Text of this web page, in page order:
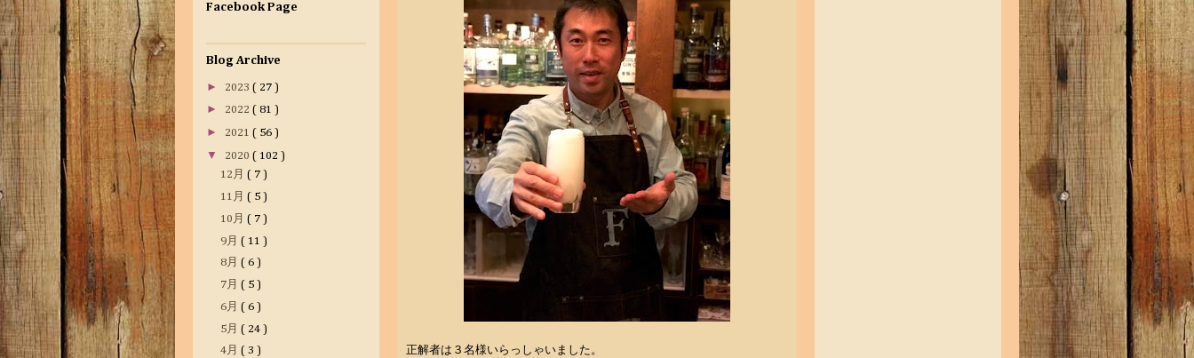
正解者は３名様いらっしゃいました。
Facebook Page
Blog Archive
► 2023 ( 27 )
► 2022 ( 81 )
► 2021 ( 56 )
▼ 2020 ( 102 )
12月 ( 7 )
11月 ( 5 )
10月 ( 7 )
9月 ( 11 )
8月 ( 6 )
7月 ( 5 )
6月 ( 6 )
5月 ( 24 )
4月 ( 3 )